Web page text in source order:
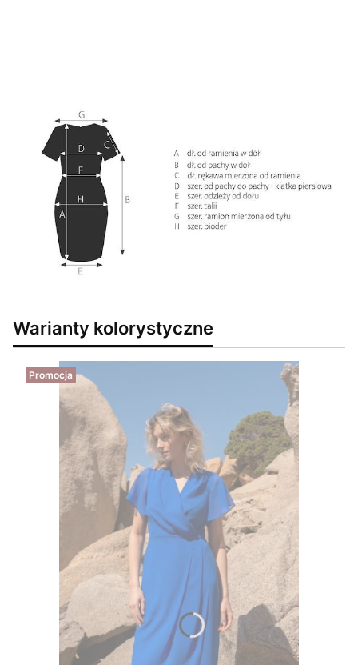
Warianty kolorystyczne
Promocja